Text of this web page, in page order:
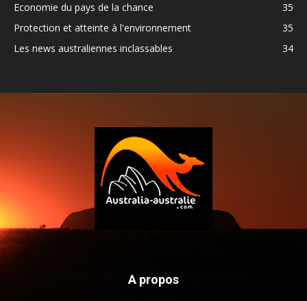
Economie du pays de la chance
35
Protection et atteinte à l'environnement
35
Les news australiennes inclassables
34
A propos